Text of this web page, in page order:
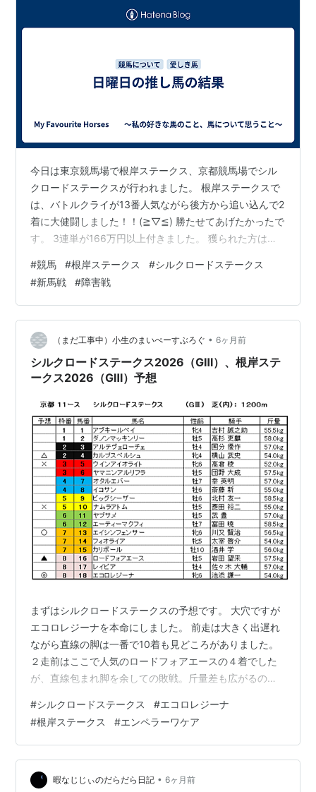
今日は東京競馬場で根岸ステークス、京都競馬場でシル
クロードステークスが行われました。 根岸ステークスで
は、バトルクライが13番人気ながら後方から追い込んで2
着に大健闘しました！！(≧▽≦) 勝たせてあげたかったで
す。 3連単が166万円以上付きました。 獲られた方はお
マニンアルリフラが大外から追い込んで3着と、こちらも
大健闘でした！！(*^-^*) 1、2着も写真判定にもつれ込む
大接戦、もう少しで届くんじゃないかという勢いでし
た。 みんなおつかれさまでした(^_^) 新馬戦は…。 東京
5Rでヤマニンアレシスが11番人気で4着に健闘しまし
た。 …
#競馬 #根岸ステークス #シルクロードステークス
#新馬戦 #障害戦
（まだ工事中）小生のまいぺーすぶろぐ • 6ヶ月前
シルクロードステークス2026（GⅢ）、根岸ステ
ークス2026（GⅢ）予想
まずはシルクロードステークスの予想です。 大穴ですが
エコロレジーナを本命にしました。 前走は大きく出遅れ
ながら直線の脚は一番で10着も見どころがありました。
２走前はここで人気のロードフォアエースの４着でした
が、直線包まれ脚を余しての敗戦。斤量差も広がるの
戦、しかもハンデ戦なので、この馬にも十分にチャンス
があると見ます。 相手にエイシンフェンサー。 前走は得
意距離よりも１ハロン長い1400ｍ、強い相手に５着。 ハ
ンデは楽ではないですが、チャンスありと見ます。 ３番
手にロードフォアエース。 前走は快勝でした。 京都コー
#シルクロードステークス #エコロレジーナ
#根岸ステークス #エンペラーワケア
暇なじじぃのだらだら日記 • 6ヶ月前